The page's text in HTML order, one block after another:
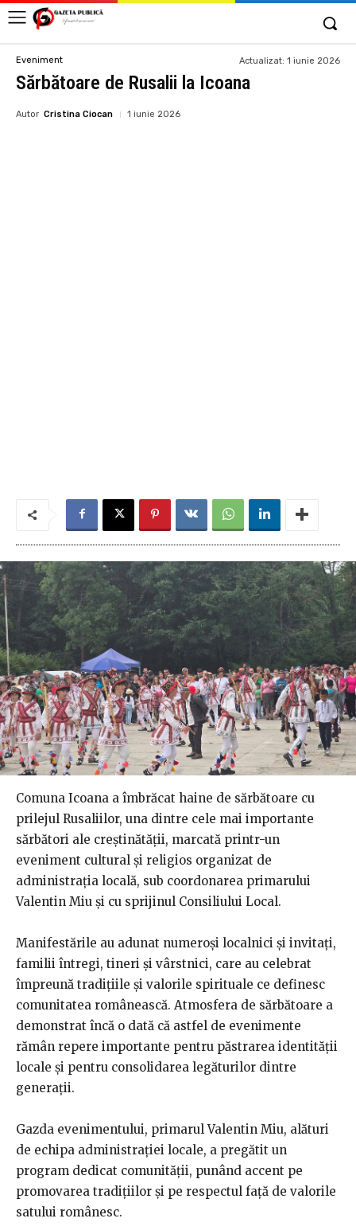
Eveniment Actualizat: 1 iunie 2026
Sărbătoare de Rusalii la Icoana
Autor Cristina Ciocan 1 iunie 2026
Comuna Icoana a îmbrăcat haine de sărbătoare cu
prilejul Rusaliilor, una dintre cele mai importante
sărbători ale creștinătății, marcată printr-un
eveniment cultural și religios organizat de
administrația locală, sub coordonarea primarului
Valentin Miu și cu sprijinul Consiliului Local.
Manifestările au adunat numeroși localnici și invitați,
familii întregi, tineri și vârstnici, care au celebrat
împreună tradițiile și valorile spirituale ce definesc
comunitatea românească. Atmosfera de sărbătoare a
demonstrat încă o dată că astfel de evenimente
rămân repere importante pentru păstrarea identității
locale și pentru consolidarea legăturilor dintre
generații.
Gazda evenimentului, primarul Valentin Miu, alături
de echipa administrației locale, a pregătit un
program dedicat comunității, punând accent pe
promovarea tradițiilor și pe respectul față de valorile
satului românesc.